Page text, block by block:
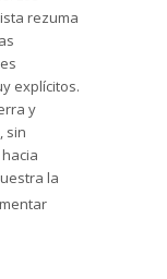
rezuma
explícitos.
y
sin
la
la que